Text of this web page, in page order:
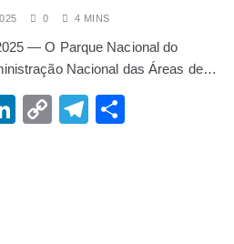
0 4 MINS
— O Parque Nacional do
Nacional das Áreas de…
LinkedIn
CopyTelegram